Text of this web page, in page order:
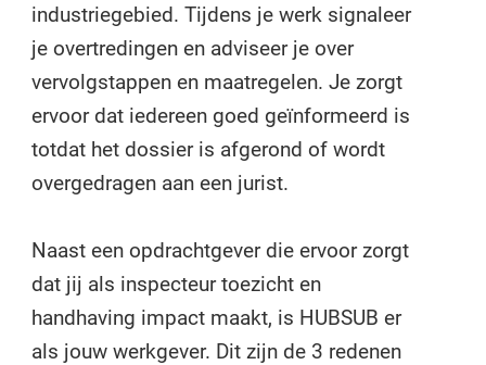
industriegebied. Tijdens je werk signaleer
je overtredingen en adviseer je over
vervolgstappen en maatregelen. Je zorgt
ervoor dat iedereen goed geïnformeerd is
totdat het dossier is afgerond of wordt
overgedragen aan een jurist.
Naast een opdrachtgever die ervoor zorgt
dat jij als inspecteur toezicht en
handhaving impact maakt, is HUBSUB er
als jouw werkgever. Dit zijn de 3 redenen